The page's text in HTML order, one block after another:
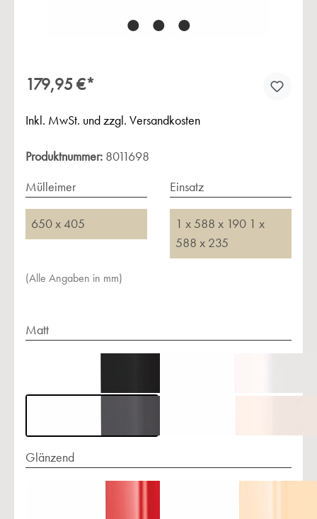
179,95 €*
Inkl. MwSt. und zzgl. Versandkosten
Produktnummer: 8011698
Mülleimer
650 x 405
Einsatz
1 x 588 x 190 1 x
588 x 235
(Alle Angaben in mm)
Matt
Glänzend